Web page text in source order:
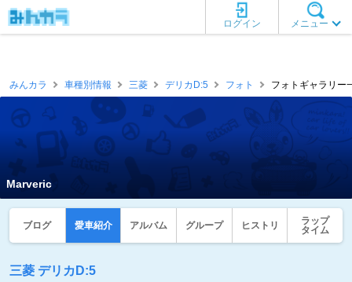
メニュー
ログイン
みんカラ 車種別情報 三菱 デリカD:5 フォト フォトギャラリー
Marveric
ブログ 愛車紹介 アルバム グループ ヒストリ
ラップ
タイム
三菱 デリカD:5